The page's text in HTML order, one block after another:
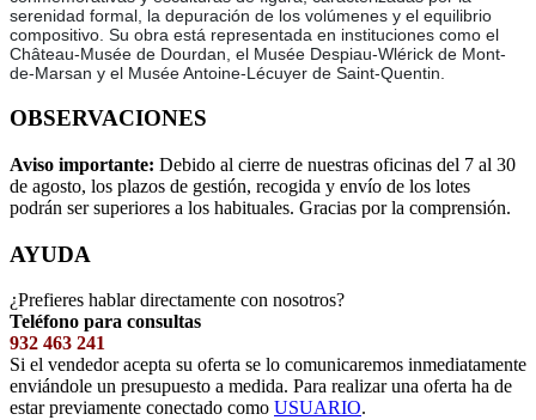
serenidad formal, la depuración de los volúmenes y el equilibrio
compositivo. Su obra está representada en instituciones como el
Château-Musée de Dourdan, el Musée Despiau-Wlérick de Mont-
de-Marsan y el Musée Antoine-Lécuyer de Saint-Quentin.
OBSERVACIONES
Aviso importante: Debido al cierre de nuestras oficinas del 7 al 30
de agosto, los plazos de gestión, recogida y envío de los lotes
podrán ser superiores a los habituales. Gracias por la comprensión.
AYUDA
¿Prefieres hablar directamente con nosotros?
Teléfono para consultas
932 463 241
Si el vendedor acepta su oferta se lo comunicaremos inmediatamente
enviándole un presupuesto a medida. Para realizar una oferta ha de
estar previamente conectado como USUARIO.